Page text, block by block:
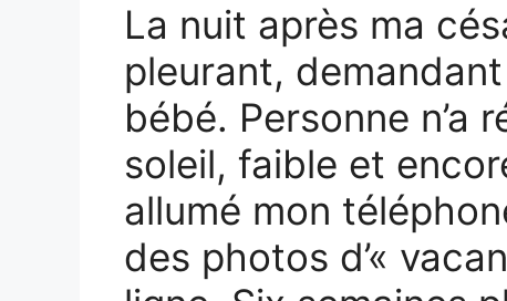
La nuit après ma
pleurant,
bébé. Personne n’a
soleil, faible et
allumé mon
des photos d’«